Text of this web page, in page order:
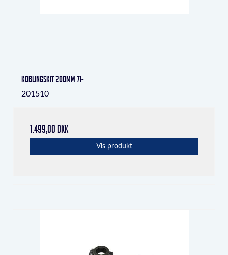
Koblingskit 200mm 71-
201510
1.499,00 DKK
Vis produkt